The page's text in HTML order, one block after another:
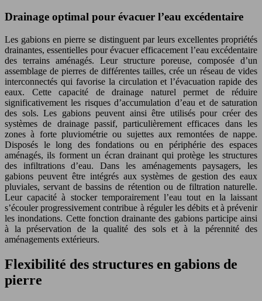
Drainage optimal pour évacuer l’eau excédentaire
Les gabions en pierre se distinguent par leurs excellentes propriétés
drainantes, essentielles pour évacuer efficacement l’eau excédentaire
des terrains aménagés. Leur structure poreuse, composée d’un
assemblage de pierres de différentes tailles, crée un réseau de vides
interconnectés qui favorise la circulation et l’évacuation rapide des
eaux. Cette capacité de drainage naturel permet de réduire
significativement les risques d’accumulation d’eau et de saturation
des sols. Les gabions peuvent ainsi être utilisés pour créer des
systèmes de drainage passif, particulièrement efficaces dans les
zones à forte pluviométrie ou sujettes aux remontées de nappe.
Disposés le long des fondations ou en périphérie des espaces
aménagés, ils forment un écran drainant qui protège les structures
des infiltrations d’eau. Dans les aménagements paysagers, les
gabions peuvent être intégrés aux systèmes de gestion des eaux
pluviales, servant de bassins de rétention ou de filtration naturelle.
Leur capacité à stocker temporairement l’eau tout en la laissant
s’écouler progressivement contribue à réguler les débits et à prévenir
les inondations. Cette fonction drainante des gabions participe ainsi
à la préservation de la qualité des sols et à la pérennité des
aménagements extérieurs.
Flexibilité des structures en gabions de
pierre